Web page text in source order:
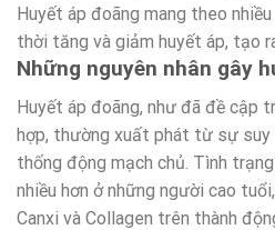
Huyết áp đoãng mang theo
thời tăng và giảm huyết áp, tạo
Những nguyên nhân gây
Huyết áp đoãng, như đã đề cập
hợp, thường xuất phát từ sự suy
thống động mạch chủ. Tình
nhiều hơn ở những người cao
Canxi và Collagen trên thành